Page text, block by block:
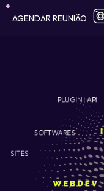
AGENDAR REUNIÃO
SITES
PLUGIN | API
SOFTWARES